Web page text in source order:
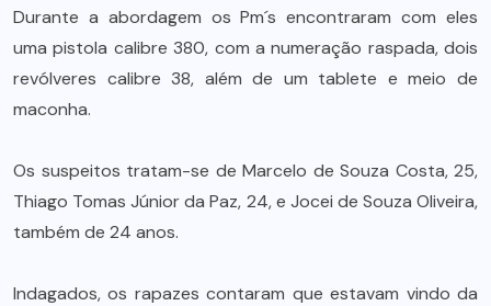
Durante a abordagem os Pm´s encontraram com eles
uma pistola calibre 380, com a numeração raspada, dois
revólveres calibre 38, além de um tablete e meio de
maconha.
Os suspeitos tratam-se de Marcelo de Souza Costa, 25,
Thiago Tomas Júnior da Paz, 24, e Jocei de Souza Oliveira,
também de 24 anos.
Indagados, os rapazes contaram que estavam vindo da